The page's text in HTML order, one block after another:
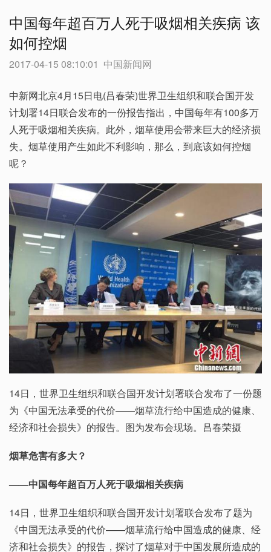
中国每年超百万人死于吸烟相关疾病 该
如何控烟
2017-04-15 08:10:01 中国新闻网
中新网北京4月15日电(吕春荣)世界卫生组织和联合国开发
计划署14日联合发布的一份报告指出，中国每年有100多万
人死于吸烟相关疾病。此外，烟草使用会带来巨大的经济损
失。烟草使用产生如此不利影响，那么，到底该如何控烟
呢？
14日，世界卫生组织和联合国开发计划署联合发布了一份题
为《中国无法承受的代价——烟草流行给中国造成的健康、
经济和社会损失》的报告。图为发布会现场。吕春荣摄
烟草危害有多大？
——中国每年超百万人死于吸烟相关疾病
14日，世界卫生组织和联合国开发计划署联合发布了题为
《中国无法承受的代价——烟草流行给中国造成的健康、经
济和社会损失》的报告，探讨了烟草对于中国发展所造成的